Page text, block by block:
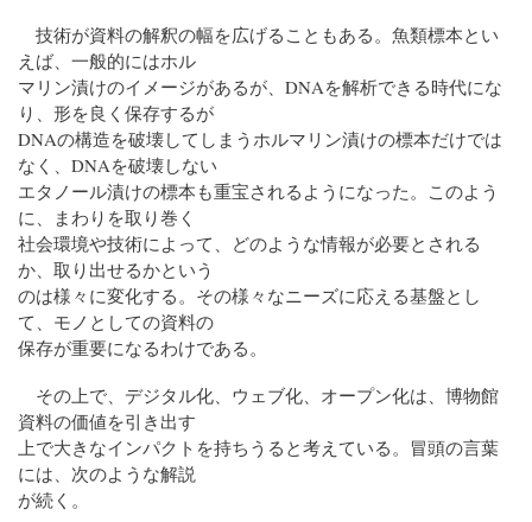
技術が資料の解釈の幅を広げることもある。魚類標本とい
えば、一般的にはホル
マリン漬けのイメージがあるが、DNAを解析できる時代にな
り、形を良く保存するが
DNAの構造を破壊してしまうホルマリン漬けの標本だけでは
なく、DNAを破壊しない
エタノール漬けの標本も重宝されるようになった。このよう
に、まわりを取り巻く
社会環境や技術によって、どのような情報が必要とされる
か、取り出せるかという
のは様々に変化する。その様々なニーズに応える基盤とし
て、モノとしての資料の
保存が重要になるわけである。
その上で、デジタル化、ウェブ化、オープン化は、博物館
資料の価値を引き出す
上で大きなインパクトを持ちうると考えている。冒頭の言葉
には、次のような解説
が続く。